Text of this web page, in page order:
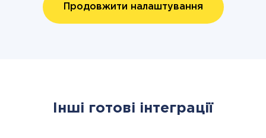
Продовжити налаштування
Інші готові інтеграції